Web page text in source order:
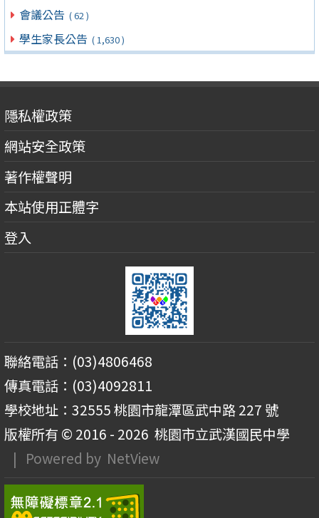
會議公告 ( 62 )
學生家長公告 ( 1,630 )
隱私權政策
網站安全政策
著作權聲明
本站使用正體字
登入
聯絡電話：(03)4806468
傳真電話：(03)4092811
學校地址：32555 桃園市龍潭區武中路 227 號
版權所有 © 2016 - 2026 桃園市立武漢國民中學
| Powered by NetView